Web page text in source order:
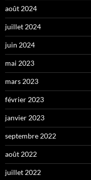
août 2024
juillet 2024
juin 2024
mai 2023
mars 2023
février 2023
janvier 2023
septembre 2022
août 2022
juillet 2022